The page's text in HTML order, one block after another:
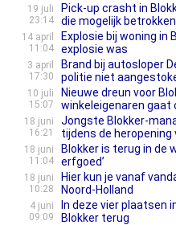
19 juli
23:14
Pick-up crasht in
die mogelijk
14 april
11:04
Explosie bij woning in
explosie was
3 april
17:30
Brand bij autosloper
politie niet
10 juli
15:07
Nieuwe dreun voor
winkeleigenaren gaat
18 juni
16:21
Jongste Blokker-
tijdens de heropening
18 juni
11:04
Blokker is terug in de
erfgoed’
18 juni
10:28
Hier kun je vanaf
Noord-Holland
4 juni
09:09
In deze vier plaatsen
Blokker terug